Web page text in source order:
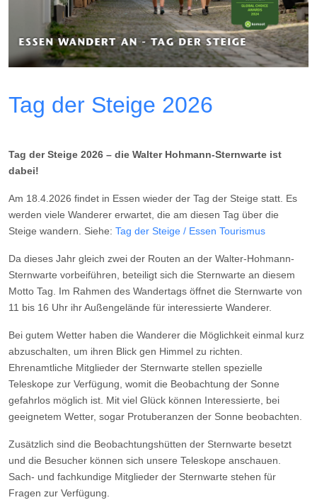
Tag der Steige 2026
Tag der Steige 2026 – die Walter Hohmann-Sternwarte ist
dabei!
Am 18.4.2026 findet in Essen wieder der Tag der Steige statt. Es
werden viele Wanderer erwartet, die am diesen Tag über die
Steige wandern. Siehe: Tag der Steige / Essen Tourismus
Da dieses Jahr gleich zwei der Routen an der Walter-Hohmann-
Sternwarte vorbeiführen, beteiligt sich die Sternwarte an diesem
Motto Tag. Im Rahmen des Wandertags öffnet die Sternwarte von
11 bis 16 Uhr ihr Außengelände für interessierte Wanderer.
Bei gutem Wetter haben die Wanderer die Möglichkeit einmal kurz
abzuschalten, um ihren Blick gen Himmel zu richten.
Ehrenamtliche Mitglieder der Sternwarte stellen spezielle
Teleskope zur Verfügung, womit die Beobachtung der Sonne
gefahrlos möglich ist. Mit viel Glück können Interessierte, bei
geeignetem Wetter, sogar Protuberanzen der Sonne beobachten.
Zusätzlich sind die Beobachtungshütten der Sternwarte besetzt
und die Besucher können sich unsere Teleskope anschauen.
Sach- und fachkundige Mitglieder der Sternwarte stehen für
Fragen zur Verfügung.